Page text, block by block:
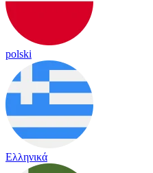
polski
Ελληνικά